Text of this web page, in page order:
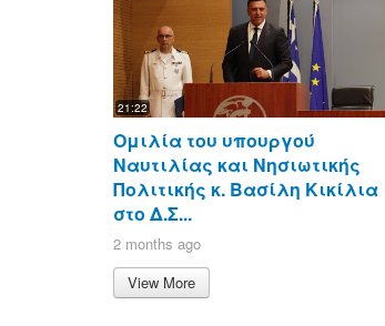
21:22
Ομιλία του υπουργού
Ναυτιλίας και Νησιωτικής
Πολιτικής κ. Βασίλη Κικίλια
στο Δ.Σ...
2 months ago
View More